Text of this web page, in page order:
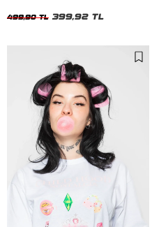
499,90 TL 399,92 TL